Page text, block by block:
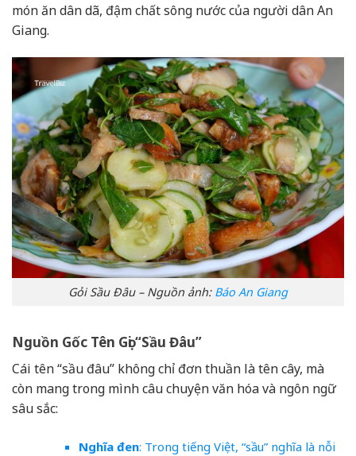
món ăn dân dã, đậm chất sông nước của người dân An
Giang.
Gỏi Sầu Đâu – Nguồn ảnh: Báo An Giang
Nguồn Gốc Tên Gọi “Sầu Đâu”
Cái tên “sầu đâu” không chỉ đơn thuần là tên cây, mà
còn mang trong mình câu chuyện văn hóa và ngôn ngữ
sâu sắc:
Nghĩa đen: Trong tiếng Việt, “sầu” nghĩa là nỗi